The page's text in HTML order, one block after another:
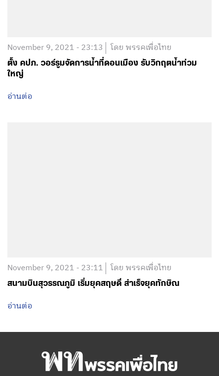
November 9, 2021 - 23:13 โดย พรรคเพื่อไทย
ตั้ง คปภ. วอร์รูมจัดการน้ำที่ดอนเมือง รับวิกฤตน้ำท่วม
ใหญ่
อ่านต่อ
November 9, 2021 - 23:11 โดย พรรคเพื่อไทย
สนามบินสุวรรณภูมิ เริ่มยุคสฤษดิ์ สำเร็จยุคทักษิณ
อ่านต่อ